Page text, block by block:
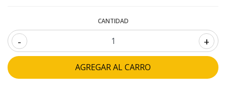
CANTIDAD
- +